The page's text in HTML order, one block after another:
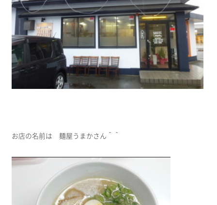
お店の名前は 麺屋うまかさん＾＾